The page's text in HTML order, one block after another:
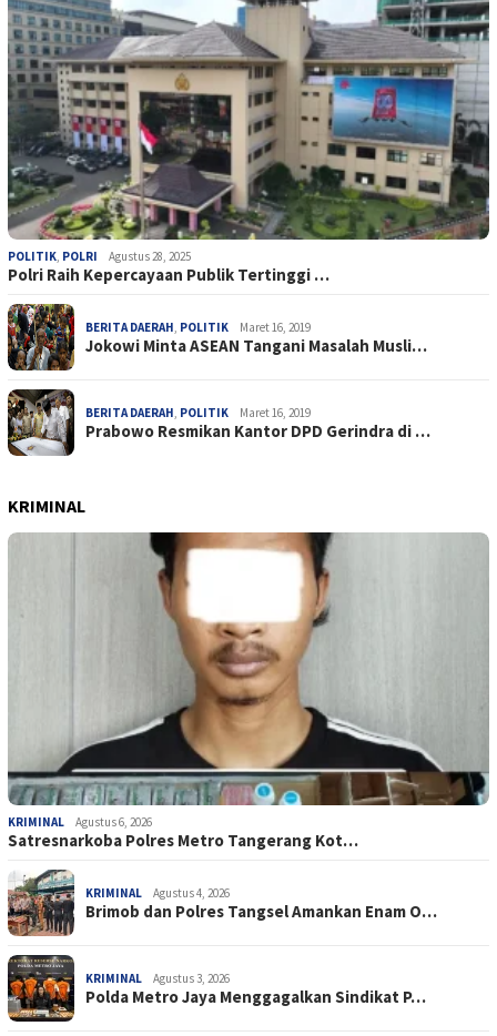
POLITIK, POLRI Agustus 28, 2025
Polri Raih Kepercayaan Publik Tertinggi …
BERITA DAERAH, POLITIK Maret 16, 2019
Jokowi Minta ASEAN Tangani Masalah Musli…
BERITA DAERAH, POLITIK Maret 16, 2019
Prabowo Resmikan Kantor DPD Gerindra di …
KRIMINAL
KRIMINAL Agustus 6, 2026
Satresnarkoba Polres Metro Tangerang Kot…
KRIMINAL Agustus 4, 2026
Brimob dan Polres Tangsel Amankan Enam O…
KRIMINAL Agustus 3, 2026
Polda Metro Jaya Menggagalkan Sindikat P…